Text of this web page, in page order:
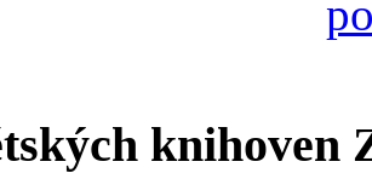
knihoven